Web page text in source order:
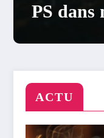
Qu’est-
ACTU